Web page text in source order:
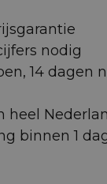
nodig
14 dagen
heel
binnen 1